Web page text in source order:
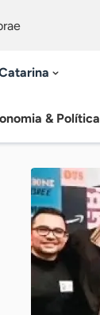
& Política